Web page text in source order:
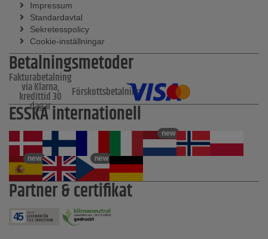
Impressum
Standardavtal
Sekretesspolicy
Cookie-inställningar
Betalningsmetoder
Fakturabetalning
via Klarna,
kredittid 30
dagar
Förskottsbetalning
ESSKA internationell
new
new new
Partner & certifikat